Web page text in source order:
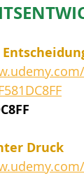
Druck